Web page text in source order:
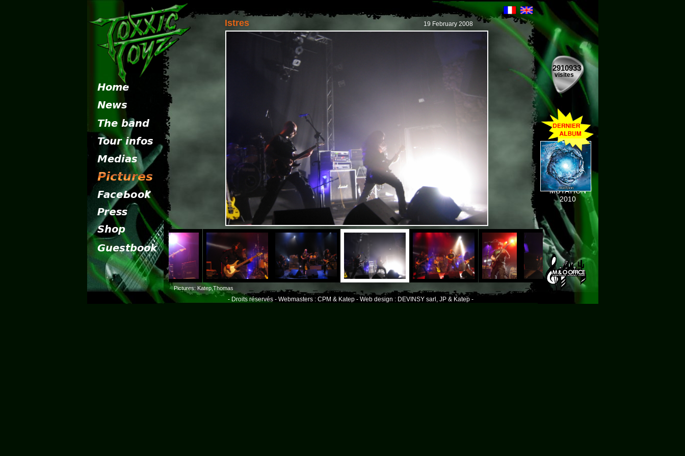
2910933
visites
MUTATION
2010
Istres
Istres 19 February 2008
Pictures: Katep,Thomas
- Droits réservés - Webmasters : CPM & Katep - Web design : DEVINSY sarl, JP & Katep -